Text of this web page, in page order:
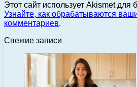
Этот сайт использует Akismet
Узнайте, как обрабатываются
комментариев.
Свежие записи